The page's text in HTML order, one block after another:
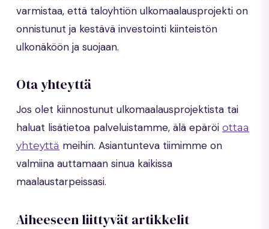
varmistaa, että taloyhtiön ulkomaalausprojekti on
onnistunut ja kestävä investointi kiinteistön
ulkonäköön ja suojaan.
Ota yhteyttä
Jos olet kiinnostunut ulkomaalausprojektista tai
haluat lisätietoa palveluistamme, älä epäröiottaa
yhteyttä meihin. Asiantunteva tiimimme on
valmiina auttamaan sinua kaikissa
maalaustarpeissasi.
Aiheeseen liittyvät artikkelit